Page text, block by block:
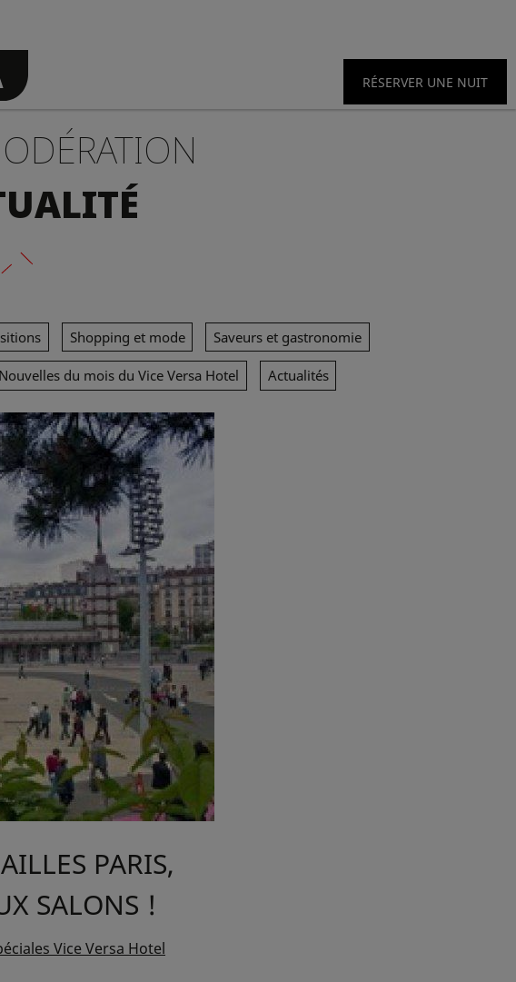
RÉSERVER UNE NUIT
Shopping et mode Saveurs et gastronomie
Nouvelles du mois du Vice Versa Hotel Actualités
PARIS,
SALONS !
Vice Versa Hotel